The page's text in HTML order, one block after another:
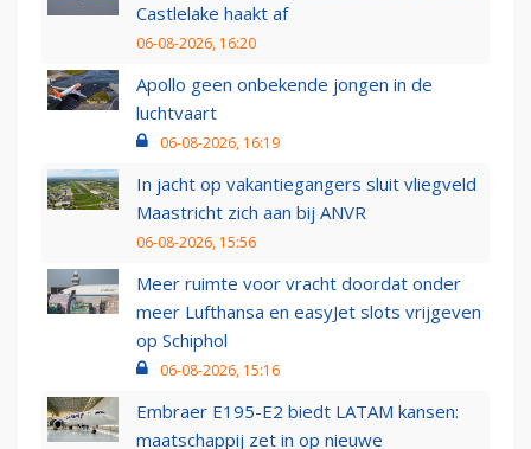
Castlelake haakt af
06-08-2026, 16:20
Apollo geen onbekende jongen in de
luchtvaart
06-08-2026, 16:19
In jacht op vakantiegangers sluit vliegveld
Maastricht zich aan bij ANVR
06-08-2026, 15:56
Meer ruimte voor vracht doordat onder
meer Lufthansa en easyJet slots vrijgeven
op Schiphol
06-08-2026, 15:16
Embraer E195-E2 biedt LATAM kansen:
maatschappij zet in op nieuwe